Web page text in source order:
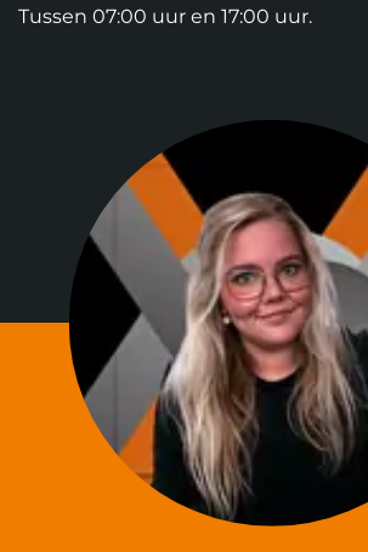
Tussen 07:00 uur en 17:00 uur.